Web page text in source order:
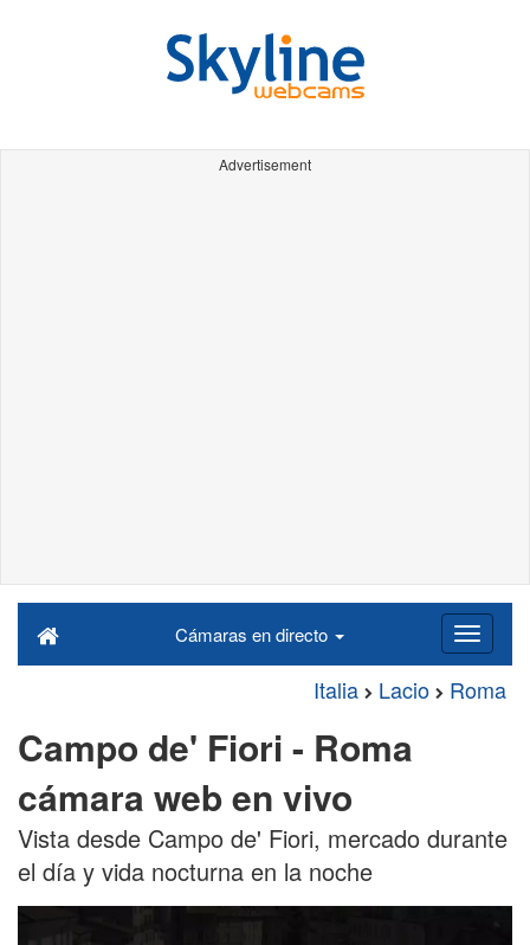
Advertisement
Cámaras en directo
Italia Lacio Roma
Campo de' Fiori - Roma
cámara web en vivo
Vista desde Campo de' Fiori, mercado durante
el día y vida nocturna en la noche